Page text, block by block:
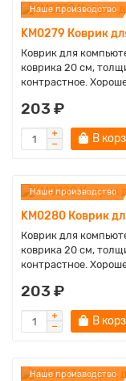
Наше производство
KM0279 Коврик
Коврик для
коврика 20 см,
контрастное.
203 ₽
В
Наше производство
KM0280 Коврик
Коврик для
коврика 20 см,
контрастное.
203 ₽
В
Наше производство